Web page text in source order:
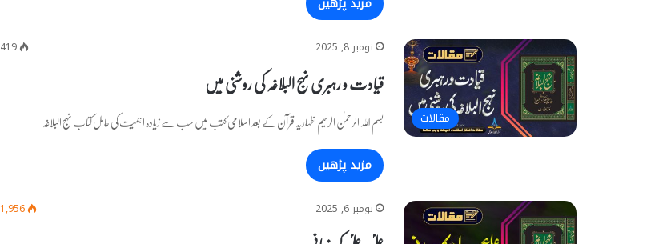
مقالات
نومبر 8, 2025 419
قیادت و رہبری نہج البلاغہ کی روشنی میں
بسم اللہ الرحمٰن الرحیم اظہاریہ قرآن کے بعد اسلامی کتب میں سب سے زیادہ اہمیت کی حامل کتاب نہج البلاغہ…
مزید پڑھیں
نومبر 6, 2025 1,956